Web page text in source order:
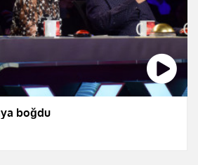
boğdu